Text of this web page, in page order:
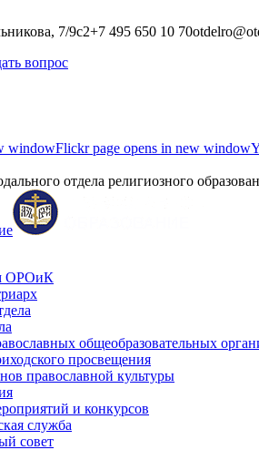
7/9с2+7 495 650 10 70
вопрос
windowFlickr page opens in new window
отдела религиозного
ОРОиК
общеобразовательных
просвещения
православной культуры
и конкурсов
служба
совет